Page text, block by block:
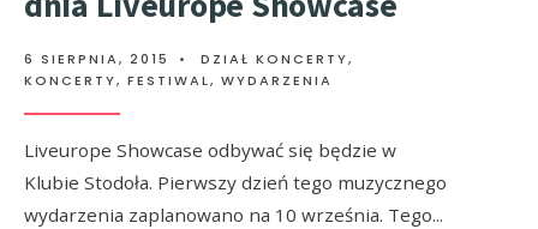
6 SIERPNIA, 2015 • DZIAŁ KONCERTY,
KONCERTY, FESTIWAL, WYDARZENIA
Liveurope Showcase odbywać się będzie w
Klubie Stodoła. Pierwszy dzień tego muzycznego
wydarzenia zaplanowano na 10 września. Tego...